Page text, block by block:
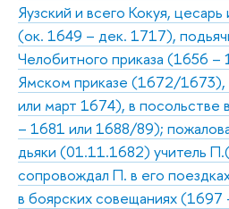
Яузский и всего Кокуя, цесарь
(ок. 1649 – дек. 1717),
Челобитного приказа (1656 –
Ямском приказе (1672/1673),
или март 1674), в посольстве
– 1681 или 1688/89);
дьяки (01.11.1682) учитель
сопровождал П. в его
в боярских совещаниях